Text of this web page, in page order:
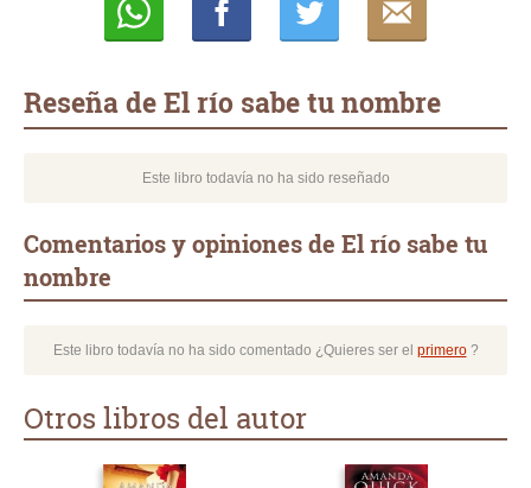
Reseña de El río sabe tu nombre
Este libro todavía no ha sido reseñado
Comentarios y opiniones de El río sabe tu
nombre
Este libro todavía no ha sido comentado ¿Quieres ser el primero?
Otros libros del autor